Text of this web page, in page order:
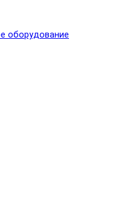
оборудование